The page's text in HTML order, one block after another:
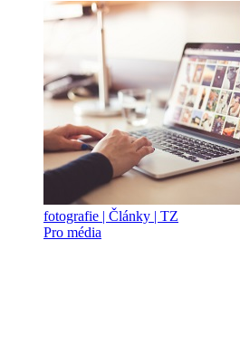
fotografie | Články | TZ
Pro média